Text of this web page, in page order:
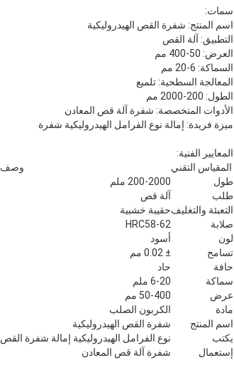
سمات:
اسم المنتج: شفرة القص الهيدروليكية
التطبيق: آلة القص
العرض: 50-400 مم
السماكة: 6-20 مم
المعالجة السطحية: تلميع
الطول: 200-2000 مم
الأدوات المتخصصة: شفرة آلة قص المعادن
ميزة فريدة: إمالة نوع الفرامل الهيدروليكية شفرة
المعايير الفنية:
المقياس التقني
وصف
طول
200-2000 ملم
طلب
آلة قص
التعبئة والتغليفحقيبة خشبية
صلابة
HRC58-62
لون
أسود
تسامح
± 0.02 مم
حافة
حاد
سماكة
6-20 ملم
عرض
50-400 مم
مادة
الكربون الصلب
اسم المنتج
شفرة القص الهيدروليكية
يكتب
نوع الفرامل الهيدروليكية إمالة شفرة القص
إستعمال
شفرة آلة قص المعادن